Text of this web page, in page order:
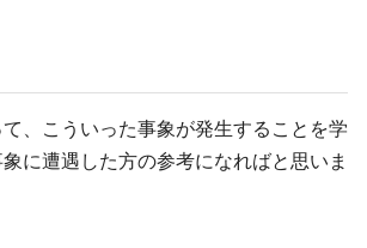
、こういった事象が発生することを学
に遭遇した方の参考になればと思いま